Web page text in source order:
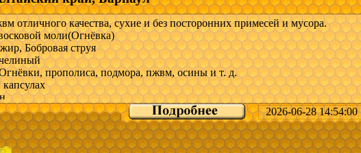
моли
отличного качества, сухие и без посторонних примесей и мусора.
моли(Огнёвка)
Бобровая струя
прополиса, подмора, пжвм, осины и т. д.
продуктов пчеловодство
всей России
2026-06-28 14:54:00